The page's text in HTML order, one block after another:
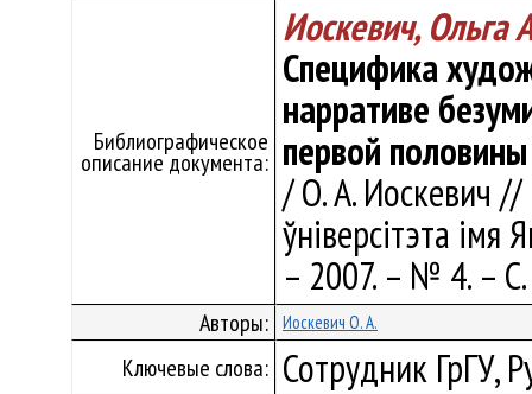
Библиографическое
описание документа:
Иоскевич, Ольга
Специфика
нарративе
первой
/ О. А. Иоскевич //
ўніверсітэта імя
– 2007. – № 4. –
Авторы: Иоскевич О. А.
Ключевые слова: Сотрудник ГрГУ,